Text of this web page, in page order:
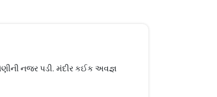
નજર પડી. મંદીર કઈક અવજ્ઞ